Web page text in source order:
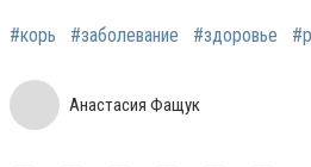
#корь #заболевание #здоровье
Анастасия Фащук